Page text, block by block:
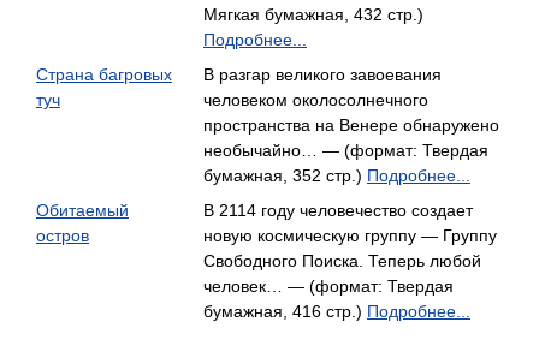
Мягкая бумажная, 432 стр.)
Подробнее...
Страна багровых
туч
В разгар великого завоевания
человеком околосолнечного
пространства на Венере обнаружено
необычайно… — (формат: Твердая
бумажная, 352 стр.) Подробнее...
Обитаемый
остров
В 2114 году человечество создает
новую космическую группу — Группу
Свободного Поиска. Теперь любой
человек… — (формат: Твердая
бумажная, 416 стр.) Подробнее...